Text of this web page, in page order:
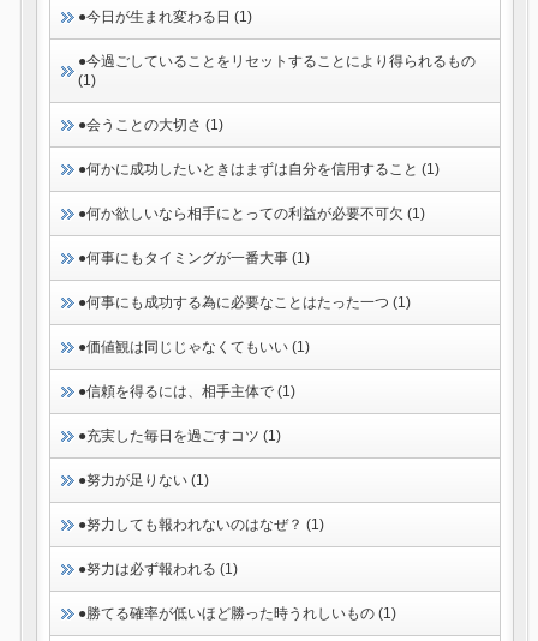
●今日が生まれ変わる日 (1)
●今過ごしていることをリセットすることにより得られるもの
(1)
●会うことの大切さ (1)
●何かに成功したいときはまずは自分を信用すること (1)
●何か欲しいなら相手にとっての利益が必要不可欠 (1)
●何事にもタイミングが一番大事 (1)
●何事にも成功する為に必要なことはたった一つ (1)
●価値観は同じじゃなくてもいい (1)
●信頼を得るには、相手主体で (1)
●充実した毎日を過ごすコツ (1)
●努力が足りない (1)
●努力しても報われないのはなぜ？ (1)
●努力は必ず報われる (1)
●勝てる確率が低いほど勝った時うれしいもの (1)